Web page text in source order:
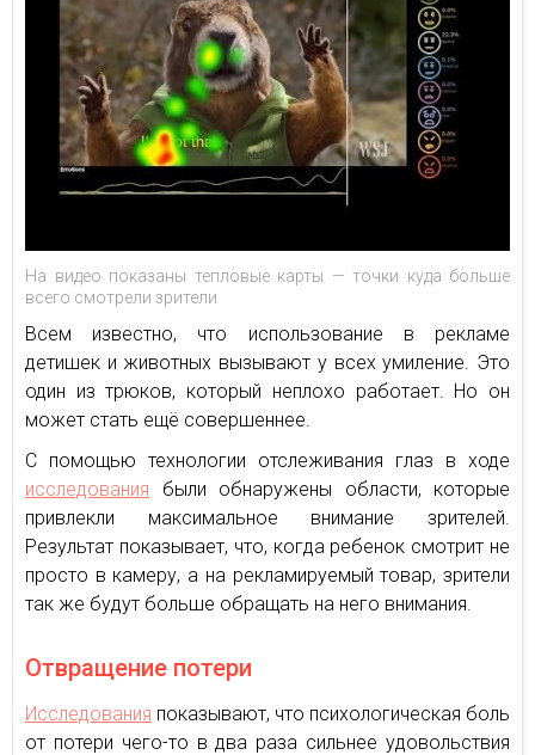
На видео показаны тепловые карты — точки куда больше
всего смотрели зрители
Всем известно, что использование в рекламе
детишек и животных вызывают у всех умиление. Это
один из трюков, который неплохо работает. Но он
может стать ещё совершеннее.
С помощью технологии отслеживания глаз в ходе
исследования были обнаружены области, которые
привлекли максимальное внимание зрителей.
Результат показывает, что, когда ребенок смотрит не
просто в камеру, а на рекламируемый товар, зрители
так же будут больше обращать на него внимания.
Отвращение потери
Исследования показывают, что психологическая боль
от потери чего-то в два раза сильнее удовольствия